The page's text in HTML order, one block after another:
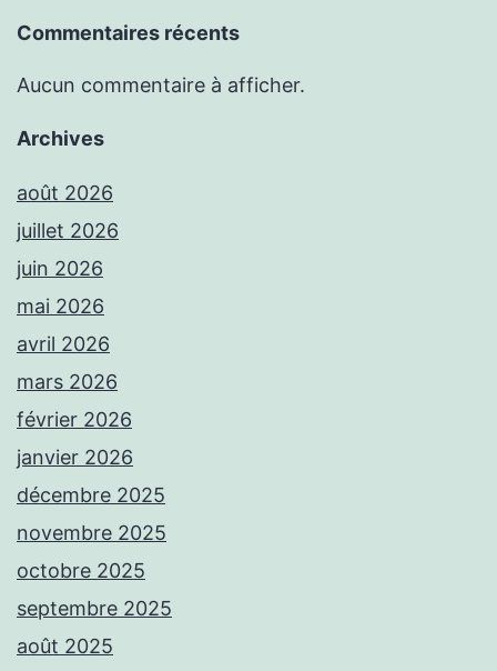
Commentaires récents
Aucun commentaire à afficher.
Archives
août 2026
juillet 2026
juin 2026
mai 2026
avril 2026
mars 2026
février 2026
janvier 2026
décembre 2025
novembre 2025
octobre 2025
septembre 2025
août 2025